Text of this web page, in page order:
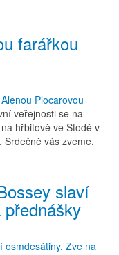
farářkou
veřejnosti se na
hřbitově ve Stodě v
vás zveme.
slaví